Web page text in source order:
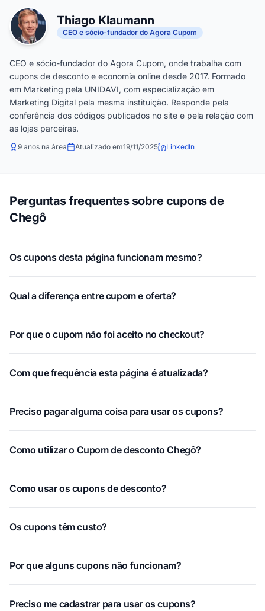
Thiago Klaumann
CEO e sócio-fundador do Agora Cupom
CEO e sócio-fundador do Agora Cupom, onde trabalha com
cupons de desconto e economia online desde 2017. Formado
em Marketing pela UNIDAVI, com especialização em
Marketing Digital pela mesma instituição. Responde pela
conferência dos códigos publicados no site e pela relação com
as lojas parceiras.
9 anos na área Atualizado em19/11/2025 LinkedIn
Perguntas frequentes sobre cupons de
Chegô
Os cupons desta página funcionam mesmo?
Qual a diferença entre cupom e oferta?
Por que o cupom não foi aceito no checkout?
Com que frequência esta página é atualizada?
Preciso pagar alguma coisa para usar os cupons?
Como utilizar o Cupom de desconto Chegô?
Como usar os cupons de desconto?
Os cupons têm custo?
Por que alguns cupons não funcionam?
Preciso me cadastrar para usar os cupons?